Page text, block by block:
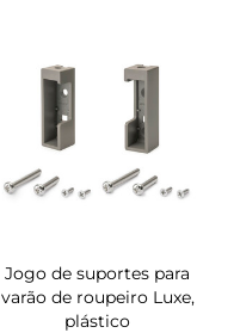
Jogo de suportes para
varão de roupeiro Luxe,
plástico